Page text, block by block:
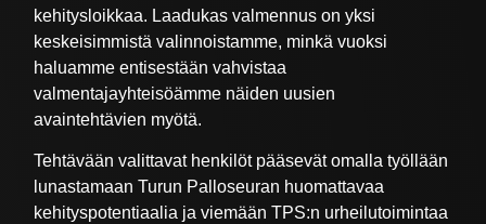
kehitysloikkaa. Laadukas valmennus on yksi
keskeisimmistä valinnoistamme, minkä vuoksi
haluamme entisestään vahvistaa
valmentajayhteisöämme näiden uusien
avaintehtävien myötä.
Tehtävään valittavat henkilöt pääsevät omalla työllään
lunastamaan Turun Palloseuran huomattavaa
kehityspotentiaalia ja viemään TPS:n urheilutoimintaa